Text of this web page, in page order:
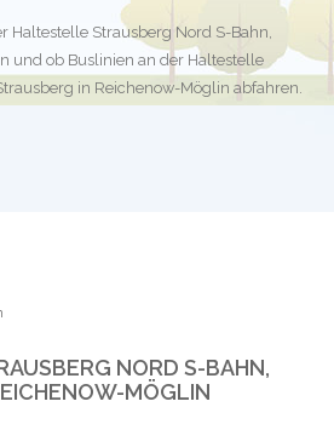
Haltestelle Strausberg Nord S-Bahn,
und ob Buslinien an der Haltestelle
in Reichenow-Möglin abfahren.
NORD S-BAHN,
MÖGLIN